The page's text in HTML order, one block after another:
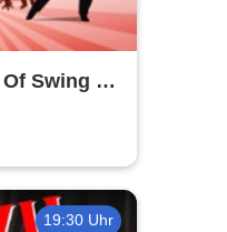
Swing -
19:30 Uhr